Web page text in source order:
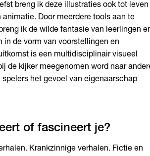
breng ik deze illustraties ook tot leven
animatie. Door meerdere tools aan te
ik de wilde fantasie van leerlingen
in de vorm van voorstellingen en
is een multidisciplinair visueel
de kijker meegenomen word naar
spelers het gevoel van eigenaarschap
of fascineert je?
Krankzinnige verhalen. Fictie en